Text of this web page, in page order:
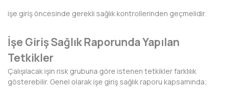
KARABÜK
KARAMAN
işe giriş öncesinde gerekli sağlık kontrollerinden geçmelidir.
İşe Giriş Sağlık Raporunda Yapılan
Tetkikler
Çalışılacak işin risk grubuna göre istenen tetkikler farklılık
gösterebilir. Genel olarak işe giriş sağlık raporu kapsamında;